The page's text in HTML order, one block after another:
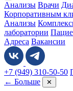
Анализы Врачи
Корпоративным
Анализы
лаборатории
Адреса Вакансии
+7 (949) 310-50-50
← Больше
✕